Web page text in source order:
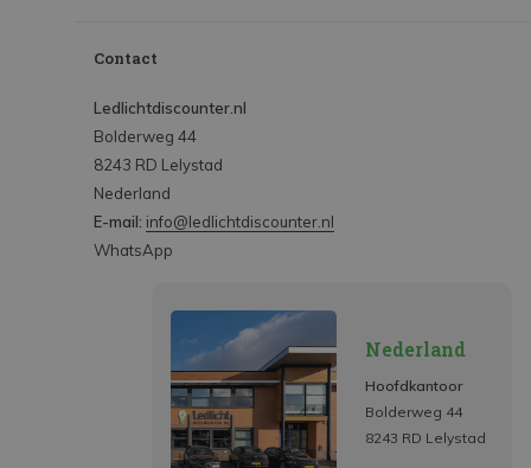
Contact
Ledlichtdiscounter.nl
Bolderweg 44
8243 RD Lelystad
Nederland
E-mail: info@ledlichtdiscounter.nl
WhatsApp
Nederland
Hoofdkantoor
Bolderweg 44
8243 RD Lelystad